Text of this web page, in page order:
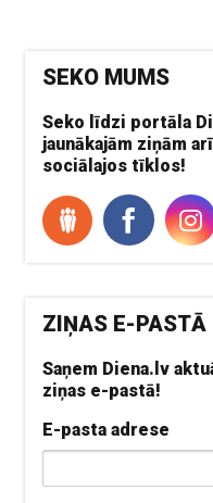
SEKO MUMS
Seko līdzi portāla
jaunākajām ziņām arī
sociālajos tīklos!
ZIŅAS E-PASTĀ
Saņem Diena.lv
ziņas e-pastā!
E-pasta adrese